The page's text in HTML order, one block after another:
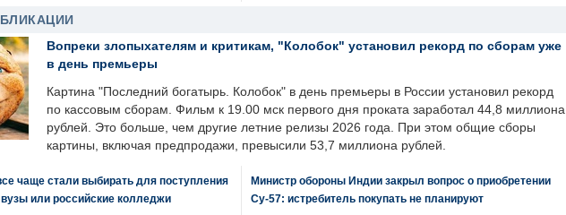
Вопреки злопыхателям и критикам, "Колобок" установил рекорд по сборам уже
в день премьеры
Картина "Последний богатырь. Колобок" в день премьеры в России установил рекорд
по кассовым сборам. Фильм к 19.00 мск первого дня проката заработал 44,8 миллиона
рублей. Это больше, чем другие летние релизы 2026 года. При этом общие сборы
картины, включая предпродажи, превысили 53,7 миллиона рублей.
чаще стали выбирать для поступления
или российские колледжи
Министр обороны Индии закрыл вопрос о приобретении
Су-57: истребитель покупать не планируют